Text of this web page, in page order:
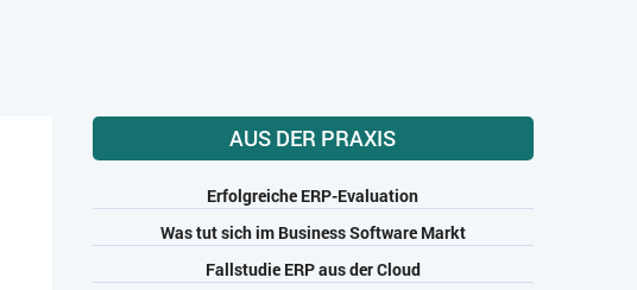
AUS DER PRAXIS
Erfolgreiche ERP-Evaluation
Was tut sich im Business Software Markt
Fallstudie ERP aus der Cloud